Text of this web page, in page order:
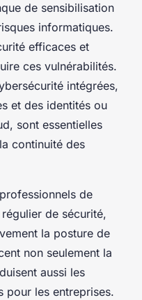
de sensibilisation
informatiques.
efficaces et
ces vulnérabilités.
intégrées,
et des identités ou
sont essentielles
continuité des
de
de sécurité,
la posture de
non seulement la
aussi les
pour les entreprises.